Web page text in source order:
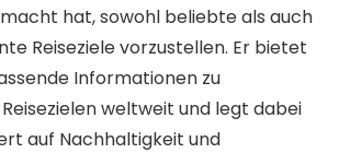
hat, sowohl beliebte als auch
Reiseziele vorzustellen. Er bietet
Informationen zu
weltweit und legt dabei
auf Nachhaltigkeit und